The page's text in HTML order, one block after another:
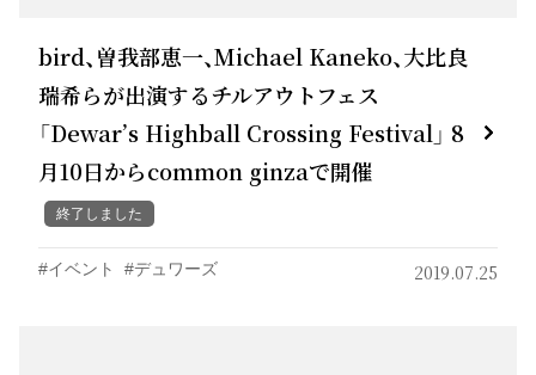
bird、曽我部恵一、Michael Kaneko、大比良
瑞希らが出演するチルアウトフェス
「Dewar’s Highball Crossing Festival」 8
月10日からcommon ginzaで開催
終了しました
イベント デュワーズ 2019.07.25